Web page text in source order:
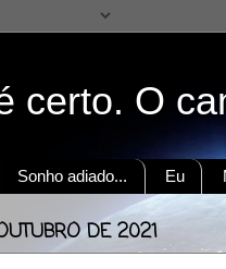
certo. O
Sonho adiado... Eu
DE 2021